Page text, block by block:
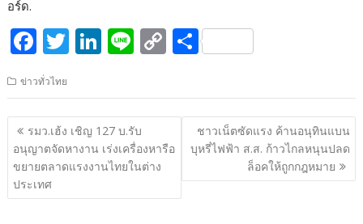
อร์ด.
F
ac
e
b
o
o
k
T
itt
er
Li
k
e
dI
n
Li
e
C
p
y
Li
k
S
ar
e
ข่าวทั่วไทย
แนะแนว
เรื่อง
รมว.เฮ้ง เชิญ 127 บ.รับ
อนุญาตจัดหางาน เร่งเครื่องหารือ
ขยายตลาดแรงงานไทยในต่าง
ประเทศ
ชาวเน็ตซัดแรง ค้านอนุทินแบน
บุหรี่ไฟฟ้า ส.ส. ก้าวไกลหนุนปลด
ล็อคให้ถูกกฎหมาย